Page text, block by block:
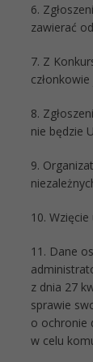
6.
zawierać
7. Z
8.
nie będzie
9.
10.
11. Dane
z dnia 27
sprawie
o ochronie
w celu